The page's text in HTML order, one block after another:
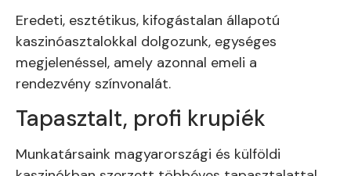
Eredeti, esztétikus, kifogástalan állapotú
kaszinóasztalokkal dolgozunk, egységes
megjelenéssel, amely azonnal emeli a
rendezvény színvonalát.
Tapasztalt, profi krupiék
Munkatársaink magyarországi és külföldi